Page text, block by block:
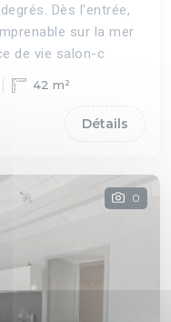
Dès l'entrée,
sur la mer
de vie salon-c
42 m²
Détails
0